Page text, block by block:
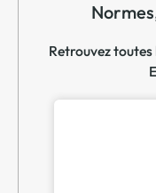
Retrouvez